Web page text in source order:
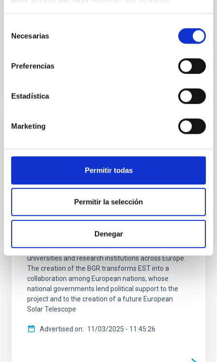
Necesarias
Preferencias
Estadística
Marketing
Permitir todas
Permitir la selección
Denegar
velocity curves, we attempt to constrain the
parameters of the central star system. Puzzlingly, we
the Hubble Space
PRESS RELEASE
take the Lead in Europe’s Next-Generation
Solar Telescope
The European Solar Telescope (EST) project has
taken a decisive step towards construction with the
establishment of the Board of Governmental
Representatives (BGR), marking the first formal
European flagship in solar research. Until now, EST
has been driven by a scientific consortium of
universities and research institutions across Europe.
The creation of the BGR transforms EST into a
collaboration among European nations, whose
national governments lend political support to the
project and to the creation of a future European
Solar Telescope
Advertised on 11/03/2025 - 11:45:26